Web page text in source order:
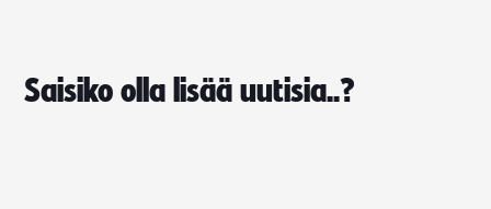
Saisiko olla lisää uutisia..?